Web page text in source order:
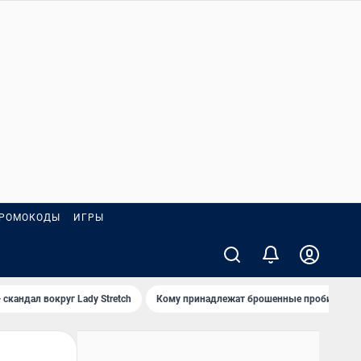
ИГРЫ
вокруг Lady Stretch Кому принадлежат брошенные пробирки?